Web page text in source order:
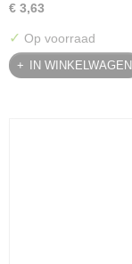
€ 3,63
✓ Op voorraad
IN WINKELWAGEN